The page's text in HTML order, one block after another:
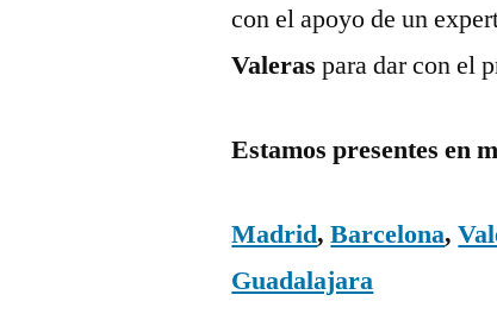
con el apoyo de un
Valeraspara dar con el
Estamos presentes en
Madrid,Barcelona,
Guadalajara